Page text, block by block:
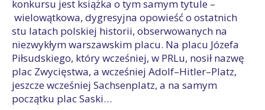
konkursu jest książka o tym samym tytule –
wielowątkowa, dygresyjna opowieść o ostatnich
stu latach polskiej historii, obserwowanych na
niezwykłym warszawskim placu. Na placu Józefa
Piłsudskiego, który wcześniej, w PRLu, nosił nazwę
plac Zwycięstwa, a wcześniej Adolf–Hitler–Platz,
jeszcze wcześniej Sachsenplatz, a na samym
początku plac Saski…